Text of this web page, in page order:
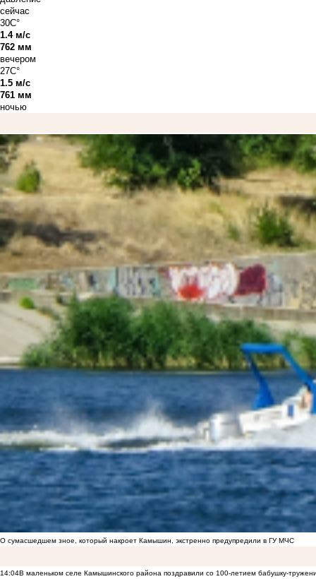
сейчас
30C°
1.4 м/с
762 мм
вечером
27C°
1.5 м/с
761 мм
ночью
О сумасшедшем зное, который накроет Камышин, экстренно предупредили в ГУ МЧС
14:04В маленьком селе Камышинского района поздравили со 100-летием бабушку-